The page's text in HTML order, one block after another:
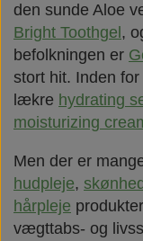
den sunde Aloe
Bright Toothgel ,
befolkningen er
stort hit. Inden
lækre hydrating
moisturizing
Men der er
hudpleje,
hårpleje
vægttabs- og